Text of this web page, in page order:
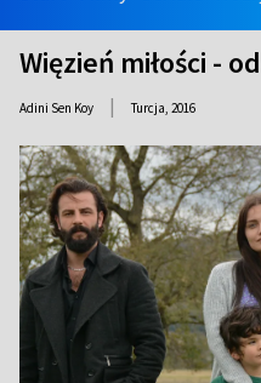
Więzień miłości -
Adini Sen Koy | Turcja, 2016